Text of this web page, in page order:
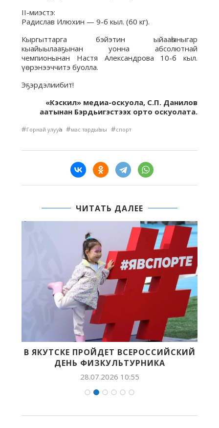
II-миэстэ:
Радислав Илюхин — 9-б кыл. (60 кг).
Кыргыттарга бэйэтин ыйааһыныгар
кыайыылааҕынан уонна абсолютнай
чемпионынан Настя Александрова 10-б кыл.
үөрэнээччитэ буолла.
Эҕэрдэлиибит!
«Кэскил» медиа-оскуола, С.П. Данилов
аатынан Бэрдьигэстээх орто оскуолата.
#Горнай улууһа #мас тардыһыы #спорт
ЧИТАТЬ ДАЛЕЕ
В ЯКУТСКЕ ПРОЙДЕТ ВСЕРОССИЙСКИЙ
ДЕНЬ ФИЗКУЛЬТУРНИКА
28.07.2026 10:55